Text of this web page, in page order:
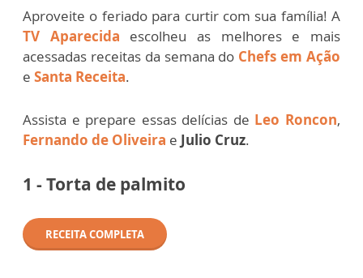
Aproveite o feriado para curtir com sua família! A
TV Aparecida escolheu as melhores e mais
acessadas receitas da semana do Chefs em Ação
e Santa Receita.
Assista e prepare essas delícias de Leo Roncon,
Fernando de Oliveira e Julio Cruz.
1 - Torta de palmito
RECEITA COMPLETA